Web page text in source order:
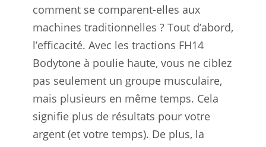
comment se comparent-elles aux
machines traditionnelles ? Tout d’abord,
l’efficacité. Avec les tractions FH14
Bodytone à poulie haute, vous ne ciblez
pas seulement un groupe musculaire,
mais plusieurs en même temps. Cela
signifie plus de résultats pour votre
argent (et votre temps). De plus, la